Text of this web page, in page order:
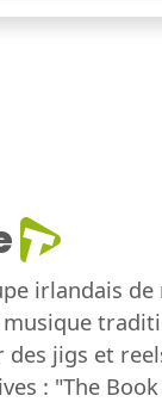
irlandais de
des jigs et
: "The